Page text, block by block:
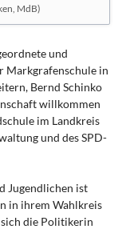
MdB)
und
Markgrafenschule in
Bernd Schinko
willkommen
im Landkreis
und des SPD-
Jugendlichen ist
in ihrem Wahlkreis
die Politikerin